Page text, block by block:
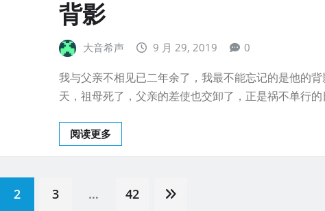
背影
大音希声 9 月 29, 2019 0
我与父亲不相见已二年余了，我最不能忘记的是他的
天，祖母死了，父亲的差使也交卸了，正是祸不单行的
阅读更多
2 3 … 42